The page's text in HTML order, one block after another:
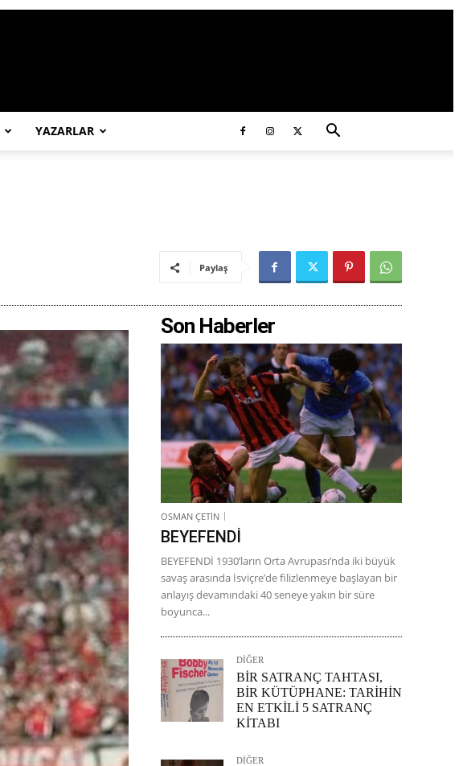
YAZARLAR
Paylaş
Son Haberler
OSMAN ÇETİN
BEYEFENDİ
BEYEFENDİ 1930’ların Orta Avrupası’nda iki büyük
savaş arasında İsviçre’de filizlenmeye başlayan bir
anlayış devamındaki 40 seneye yakın bir süre
boyunca...
DİĞER
BİR SATRANÇ TAHTASI,
BİR KÜTÜPHANE: TARİHİN
EN ETKİLİ 5 SATRANÇ
KİTABI
DİĞER